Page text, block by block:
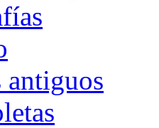
antiguos